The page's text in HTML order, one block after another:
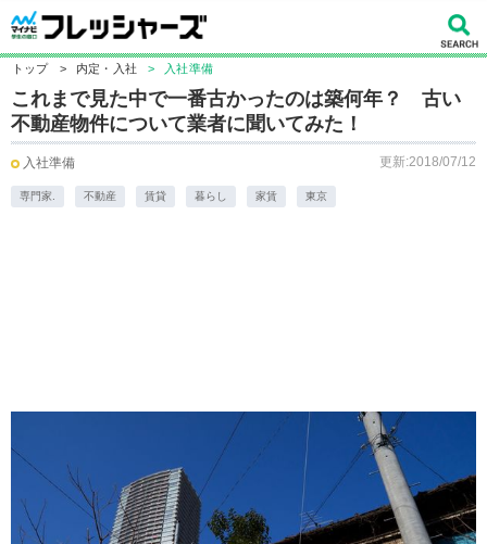
トップ > 内定・入社 > 入社準備
これまで見た中で一番古かったのは築何年？ 古い
不動産物件について業者に聞いてみた！
入社準備 更新:2018/07/12
専門家. 不動産 賃貸 暮らし 家賃 東京